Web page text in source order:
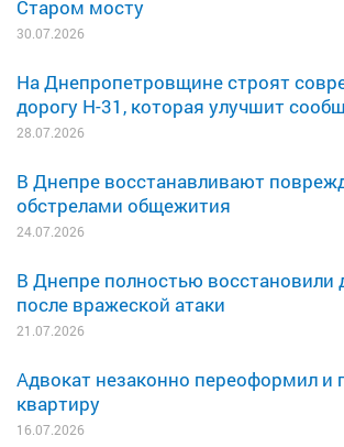
Старом мосту
30.07.2026
На Днепропетровщине строят
дорогу Н-31, которая улучшит
28.07.2026
В Днепре восстанавливают
обстрелами общежития
24.07.2026
В Днепре полностью
после вражеской атаки
21.07.2026
Адвокат незаконно переоформил и
квартиру
16.07.2026